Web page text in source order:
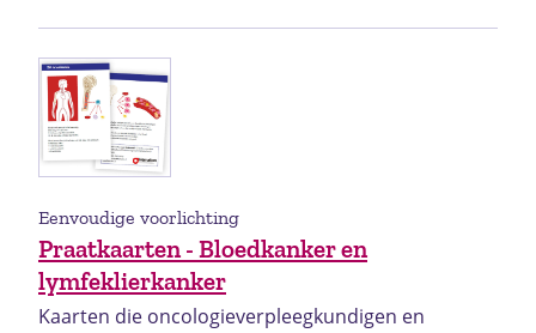
Praatkaarten - Bloedkanker en
lymfeklierkanker
Eenvoudige voorlichting
Kaarten die oncologieverpleegkundigen en